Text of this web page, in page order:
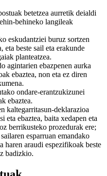
betetzea aurretik deialdi
behineko langileak
eskudantziei buruz sortzen
eta beste sail eta erakunde
planteatzea.
agintarien ebazpenen aurka
ebaztea, non eta ez diren
ondare-erantzukizunei
ebaztea.
kaltegarritasun-deklarazioa
eta ebaztea, baita xedapen eta
berrikusteko prozedurak ere;
esparruan emandako
haren araudi espezifikoak beste
badizkio.